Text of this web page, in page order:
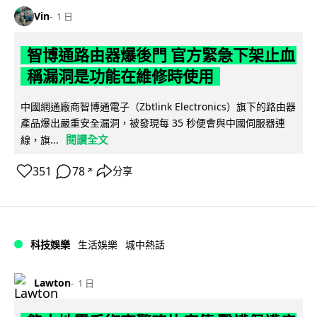
Vin 1 日
智博通路由器爆後門 官方緊急下架止血
稱漏洞是功能在維修時使用
中國網通廠商智博通電子（Zbtlink Electronics）旗下的路由器
產品爆出嚴重安全漏洞，被發現每 35 秒便會與中國伺服器連
線，旗...
閱讀全文
351 78 ↗ 分享
科技娛樂 生活娛樂 城中熱話
Lawton 1 日